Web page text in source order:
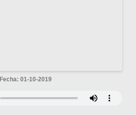
Fecha: 01-10-2019